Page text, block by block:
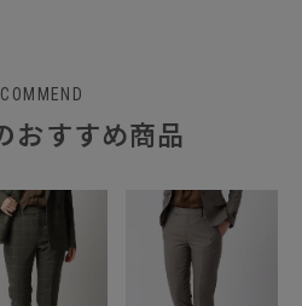
おすすめ商品